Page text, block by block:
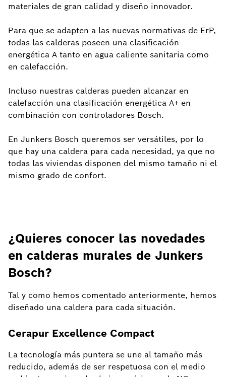
materiales de gran calidad y diseño innovador.
Para que se adapten a las nuevas normativas de ErP,
todas las calderas poseen una clasificación
energética A tanto en agua caliente sanitaria como
en calefacción.
Incluso nuestras calderas pueden alcanzar en
calefacción una clasificación energética A+ en
combinación con controladores Bosch.
En Junkers Bosch queremos ser versátiles, por lo
que hay una caldera para cada necesidad, ya que no
todas las viviendas disponen del mismo tamaño ni el
mismo grado de confort.
¿Quieres conocer las novedades
en calderas murales de Junkers
Bosch?
Tal y como hemos comentado anteriormente, hemos
diseñado una caldera para cada situación.
Cerapur Excellence Compact
La tecnología más puntera se une al tamaño más
reducido, además de ser respetuosa con el medio